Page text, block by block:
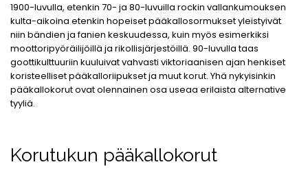
1900-luvulla, etenkin 70- ja 80-luvuilla rockin vallankumouksen
kulta-aikoina etenkin hopeiset pääkallosormukset yleistyivät
niin bändien ja fanien keskuudessa, kuin myös esimerkiksi
moottoripyöräilijöillä ja rikollisjärjestöillä. 90-luvulla taas
goottikulttuuriin kuuluivat vahvasti viktoriaanisen ajan henkiset
koristeelliset pääkalloriipukset ja muut korut. Yhä nykyisinkin
pääkallokorut ovat olennainen osa useaa erilaista alternative
tyyliä.
Korutukun pääkallokorut